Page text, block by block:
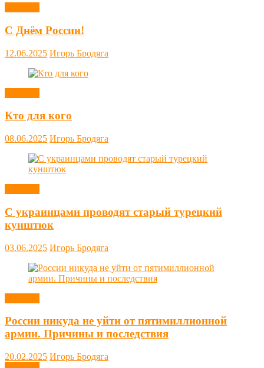
С Днём России!
12.06.2025 Игорь Бродяга
Кто для кого
08.06.2025 Игорь Бродяга
С украинцами проводят старый турецкий
кунштюк
03.06.2025 Игорь Бродяга
России никуда не уйти от пятимиллионной
армии. Причины и последствия
20.02.2025 Игорь Бродяга